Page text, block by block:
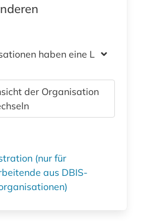
haben eine Lizenz
der Organisation
(nur für
aus DBIS-